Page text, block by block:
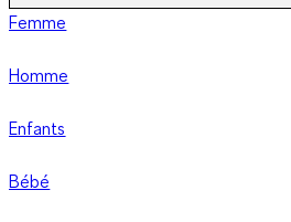
Femme
Homme
Enfants
Bébé